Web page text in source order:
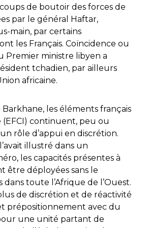
coups de boutoir des forces de
par le général Haftar,
main, par certains
les Français. Coïncidence ou
Premier ministre libyen a
tchadien, par ailleurs
africaine.
Barkhane, les éléments français
(EFCI) continuent, peu ou
rôle d’appui en discrétion.
l’avait illustré dans un
les capacités présentes à
être déployées sans le
dans toute l’Afrique de l’Ouest.
de discrétion et de réactivité
prépositionnement avec du
une unité partant de